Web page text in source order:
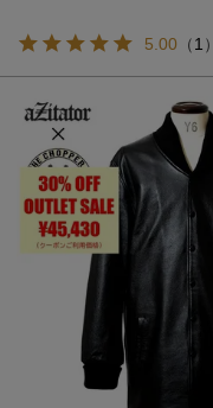
5.00 （1 ）